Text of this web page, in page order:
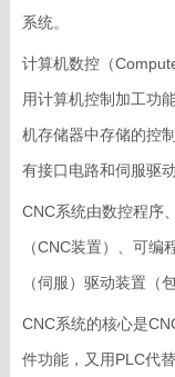
系统。
计算机数控（
用计算机控制加工功
机存储器中存储的控
有接口电路和伺服驱
CNC系统由数控程序
（CNC装置）、可
（伺服）驱动装置（
CNC系统的核心是
件功能，又用PLC代